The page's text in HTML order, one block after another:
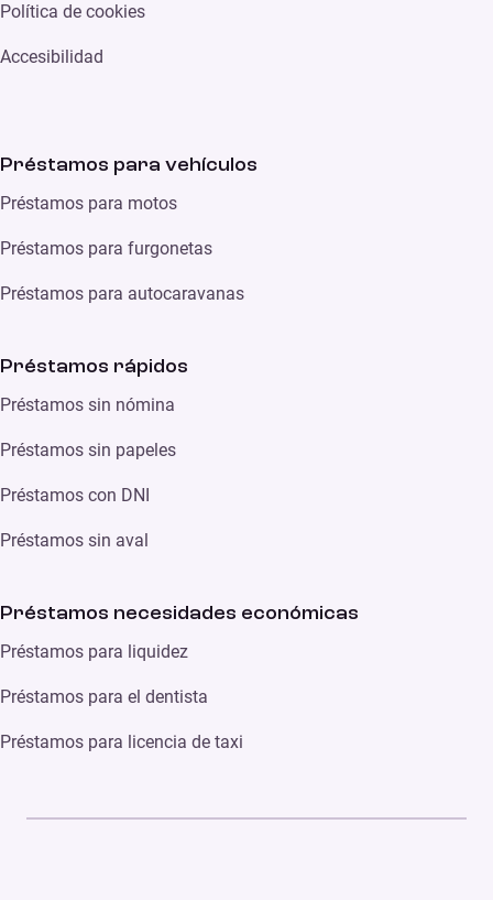
Política de cookies
Accesibilidad
Préstamos para vehículos
Préstamos para motos
Préstamos para furgonetas
Préstamos para autocaravanas
Préstamos rápidos
Préstamos sin nómina
Préstamos sin papeles
Préstamos con DNI
Préstamos sin aval
Préstamos necesidades económicas
Préstamos para liquidez
Préstamos para el dentista
Préstamos para licencia de taxi